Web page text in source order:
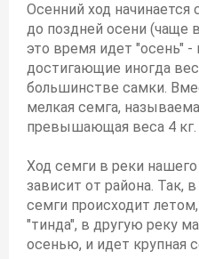
Осенний ход начинается
до поздней осени (чаще
это время идет "осень"
достигающие иногда
большинстве самки.
мелкая семга,
превышающая веса 4 кг.
Ход семги в реки
зависит от района. Так,
семги происходит
"тинда", в другую реку
осенью, и идет крупная